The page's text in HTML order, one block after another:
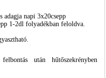
adagja napi 3x20csepp
1-2dl folyadékban feloldva.
után hűtőszekrényben